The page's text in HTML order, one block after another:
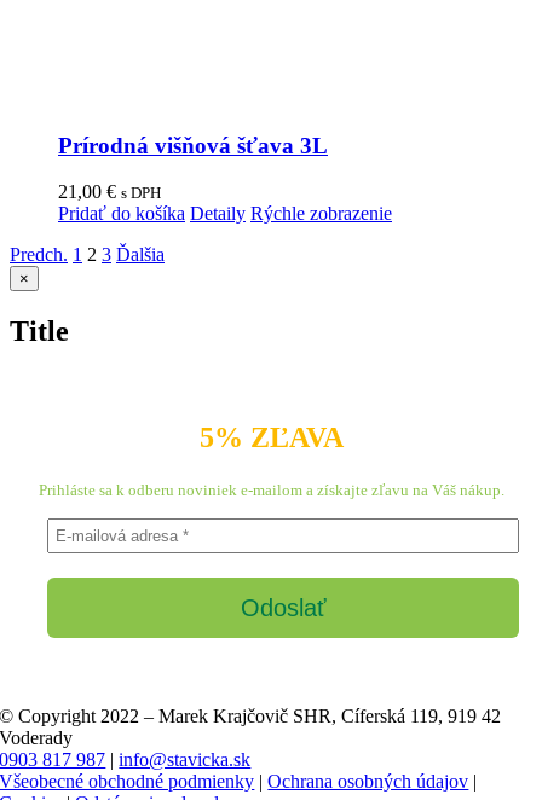
Prírodná višňová šťava 3L
21,00 € s DPH
Pridať do košíka Detaily Rýchle zobrazenie
Predch. 1 2 3 Ďalšia
Zatvoriť
rýchle
produktu
×
Title
5% ZĽAVA
Prihláste sa k odberu noviniek e-mailom a získajte zľavu na Váš nákup.
© Copyright 2022 – Marek Krajčovič SHR, Cíferská 119, 919 42
Voderady
0903 817 987 |info@stavicka.sk
Všeobecné obchodné podmienky |Ochrana osobných údajov |